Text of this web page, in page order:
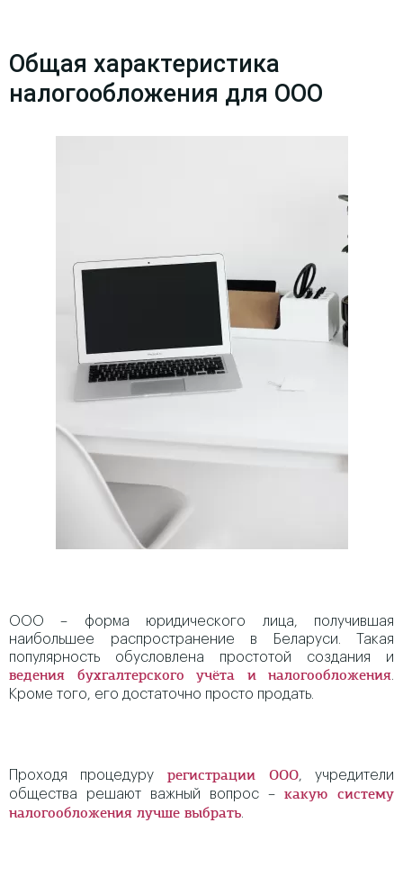
Общая характеристика
налогообложения для ООО
ООО – форма юридического лица, получившая
наибольшее распространение в Беларуси. Такая
популярность обусловлена простотой создания и
ведения бухгалтерского учёта и налогообложения
Кроме того, его достаточно просто продать.
Проходя процедуру регистрации ООО, учредители
общества решают важный вопрос – какую систему
налогообложения лучше выбрать